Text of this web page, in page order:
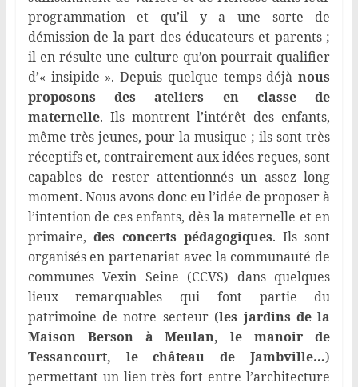
programmation et qu’il y a une sorte de
démission de la part des éducateurs et parents ;
il en résulte une culture qu’on pourrait qualifier
d’« insipide ». Depuis quelque temps déjànous
proposons des ateliers en classe de
maternelle. Ils montrent l’intérêt des enfants,
même très jeunes, pour la musique ; ils sont très
réceptifs et, contrairement aux idées reçues, sont
capables de rester attentionnés un assez long
moment. Nous avons donc eu l’idée de proposer à
l’intention de ces enfants, dès la maternelle et en
primaire, des concerts pédagogiques. Ils sont
organisés en partenariat avec la communauté de
communes Vexin Seine (CCVS) dans quelques
lieux remarquables qui font partie du
patrimoine de notre secteur (les jardins de la
Maison Berson à Meulan, le manoir de
Tessancourt, le château de Jambville…)
permettant un lien très fort entre l’architecture